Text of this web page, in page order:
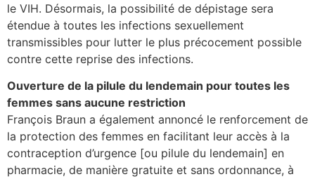
le VIH. Désormais, la possibilité de dépistage sera
étendue à toutes les infections sexuellement
transmissibles pour lutter le plus précocement possible
contre cette reprise des infections.
Ouverture de la pilule du lendemain pour toutes les
femmes sans aucune restriction
François Braun a également annoncé le renforcement de
la protection des femmes en facilitant leur accès à la
contraception d’urgence [ou pilule du lendemain] en
pharmacie, de manière gratuite et sans ordonnance, à